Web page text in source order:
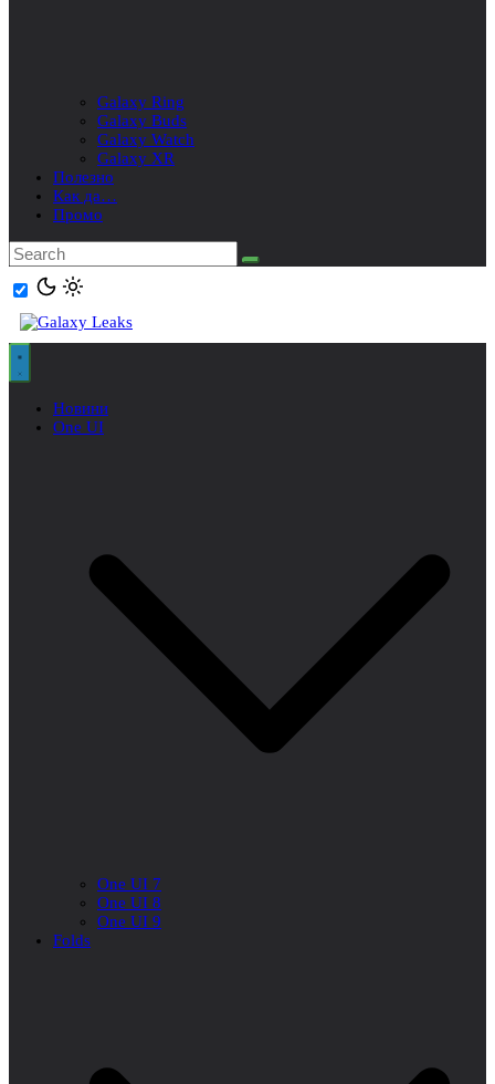
Galaxy Ring
Galaxy Buds
Galaxy Watch
Galaxy XR
Полезно
Как да…
Промо
Новини
One UI
One UI 7
One UI 8
One UI 9
Folds